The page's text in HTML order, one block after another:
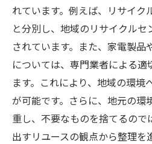
れています。例えば、リサイク
と分別し、地域のリサイクル
されています。また、家電製品
については、専門業者による
ます。これにより、地域の環境
が可能です。さらに、地元の環
重し、不要なものを捨てるの
出すリユースの観点から整理を